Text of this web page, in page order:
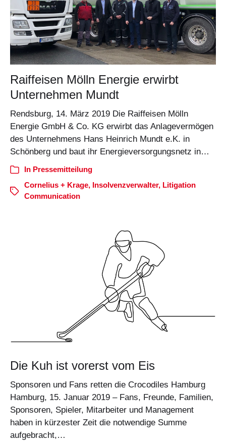
Raiffeisen Mölln Energie erwirbt
Unternehmen Mundt
Rendsburg, 14. März 2019 Die Raiffeisen Mölln
Energie GmbH & Co. KG erwirbt das Anlagevermögen
des Unternehmens Hans Heinrich Mundt e.K. in
Schönberg und baut ihr Energieversorgungsnetz in…
In Pressemitteilung
Cornelius + Krage, Insolvenzverwalter, Litigation
Communication
Die Kuh ist vorerst vom Eis
Sponsoren und Fans retten die Crocodiles Hamburg
Hamburg, 15. Januar 2019 – Fans, Freunde, Familien,
Sponsoren, Spieler, Mitarbeiter und Management
haben in kürzester Zeit die notwendige Summe
aufgebracht,…